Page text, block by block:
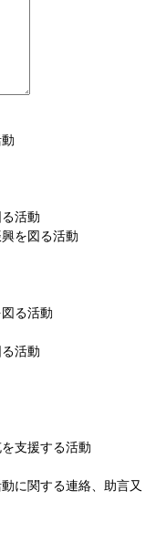
活動
を図る活動
る活動
活動
支援する活動
に関する連絡、助言又